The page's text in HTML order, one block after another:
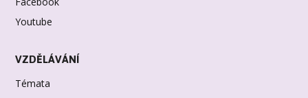
Youtube
VZDĚLÁVÁNÍ
Témata